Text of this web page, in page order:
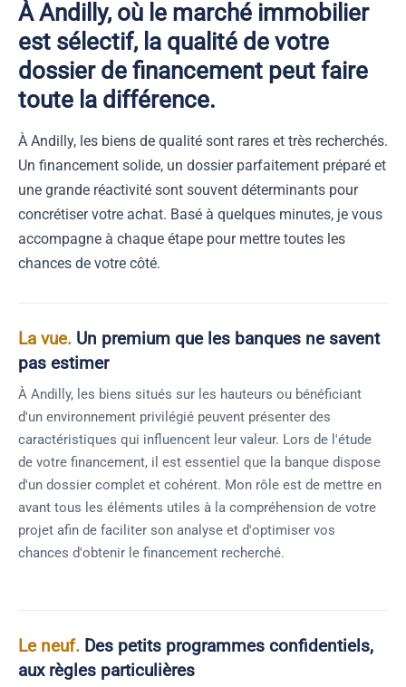
À Andilly, où le marché immobilier
est sélectif, la qualité de votre
dossier de financement peut faire
toute la différence.
À Andilly, les biens de qualité sont rares et très recherchés.
Un financement solide, un dossier parfaitement préparé et
une grande réactivité sont souvent déterminants pour
concrétiser votre achat. Basé à quelques minutes, je vous
accompagne à chaque étape pour mettre toutes les
chances de votre côté.
La vue. Un premium que les banques ne savent
pas estimer
À Andilly, les biens situés sur les hauteurs ou bénéficiant
d'un environnement privilégié peuvent présenter des
caractéristiques qui influencent leur valeur. Lors de l'étude
de votre financement, il est essentiel que la banque dispose
d'un dossier complet et cohérent. Mon rôle est de mettre en
avant tous les éléments utiles à la compréhension de votre
projet afin de faciliter son analyse et d'optimiser vos
chances d'obtenir le financement recherché.
Le neuf. Des petits programmes confidentiels,
aux règles particulières